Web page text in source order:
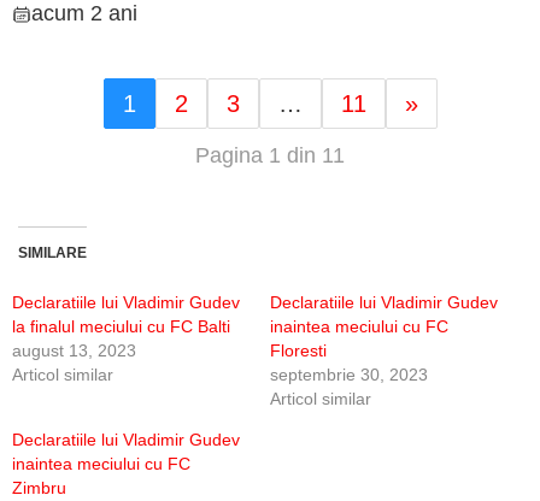
acum 2 ani
1 2 3 … 11 »
Pagina 1 din 11
SIMILARE
Declaratiile lui Vladimir Gudev
la finalul meciului cu FC Balti
august 13, 2023
Articol similar
Declaratiile lui Vladimir Gudev
inaintea meciului cu FC
Floresti
septembrie 30, 2023
Articol similar
Declaratiile lui Vladimir Gudev
inaintea meciului cu FC
Zimbru